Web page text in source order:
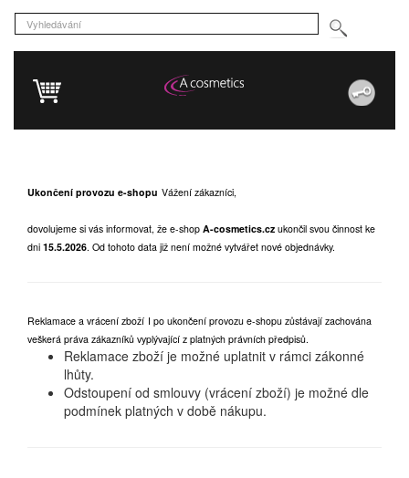
Ukončení provozu e-shopu Vážení zákazníci,
dovolujeme si vás informovat, že e-shop A-cosmetics.cz ukončil svou činnost ke
dni 15.5.2026. Od tohoto data již není možné vytvářet nové objednávky.
Reklamace a vrácení zboží I po ukončení provozu e-shopu zůstávají zachována
veškerá práva zákazníků vyplývající z platných právních předpisů.
Reklamace zboží je možné uplatnit v rámci zákonné
lhůty.
Odstoupení od smlouvy (vrácení zboží) je možné dle
podmínek platných v době nákupu.